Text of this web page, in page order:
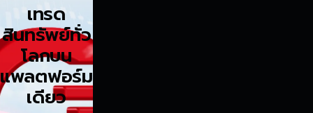
เทรด
สินทรัพย์ทั่ว
โลกบน
แพลตฟอร์ม
เดียว